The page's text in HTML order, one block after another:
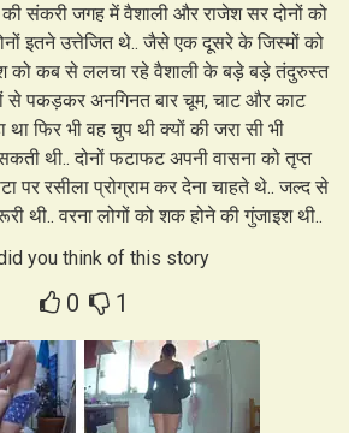
की संकरी जगह में वैशाली और राजेश सर दोनों को
इतने उत्तेजित थे.. जैसे एक दूसरे के जिस्मों को
को कब से ललचा रहे वैशाली के बड़े बड़े तंदुरुस्त
से पकड़कर अनगिनत बार चूम, चाट और काट
था फिर भी वह चुप थी क्यों की जरा सी भी
थी.. दोनों फटाफट अपनी वासना को तृप्त
पर रसीला प्रोग्राम कर देना चाहते थे.. जल्द से
थी.. वरना लोगों को शक होने की गुंजाइश थी..
you think of this story
1
0